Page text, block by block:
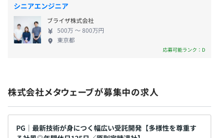
無期雇用
や時間に縛られない多様な働き方を可能にし、仕事
と私生活の調和をサポート。育児や介護など個々の
事情に配慮した制度や、リモートワーク制度、1時間
単位で取得できる有給休暇などを導入することで、
います。高知県という自然豊かな環境で、社員が仕事
と生活のバランスをとりながら働けるよう、リモー
トワークやスキルアップ支援を積極的に推進。さら
に、地方移住を検討している方には、四国各県が提
シニアエンジニア
ブライザ株式会社
500万 〜 800万円
東京都
応募可能ランク：D
株式会社メタウェーブが募集中の求人
PG｜最新技術が身につく幅広い受託開発【多様性を尊重す